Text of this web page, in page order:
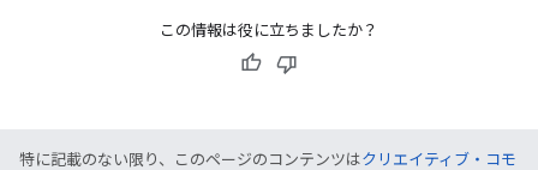
この情報は役に立ちましたか？
特に記載のない限り、このページのコンテンツはクリエイティブ・コモ